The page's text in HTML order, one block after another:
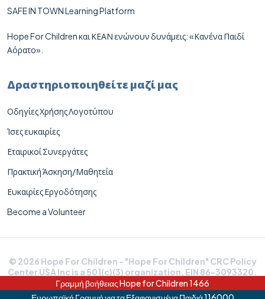
SAFE IN TOWN Learning Platform
Hope For Children και ΚΕΑΝ ενώνουν δυνάμεις: «Κανένα Παιδί
Αόρατο».
Δραστηριοποιηθείτε μαζί μας
Οδηγίες Χρήσης Λογοτύπου
Ίσες ευκαιρίες
Εταιρικοί Συνεργάτες
Πρακτική Άσκηση/Μαθητεία
Ευκαιρίες Εργοδότησης
Become a Volunteer
© 2026 Hope For Children - "Hope For Children" CRC Policy
Center USA Inc is a 501(c)(3) organization, EIN 86-3093320.
Donations are deductible to the full extent allowable
under IRS regulations.
Γραμμή βοήθειας Hope for Children 1466